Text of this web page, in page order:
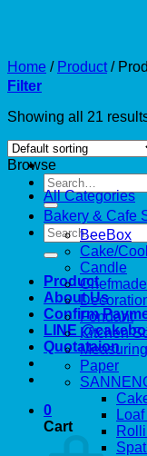
Search
for:
Search
for:
Product
About Us
Confirm
LINE
Quotataion
0
Cart
Home / Product /
Filter
Showing all 21
Browse
All Categories
Bakery & Cafe
BeeBox
Cake/
Candle
Chefmade
Fondant
Kitchen
Measuring
Paper